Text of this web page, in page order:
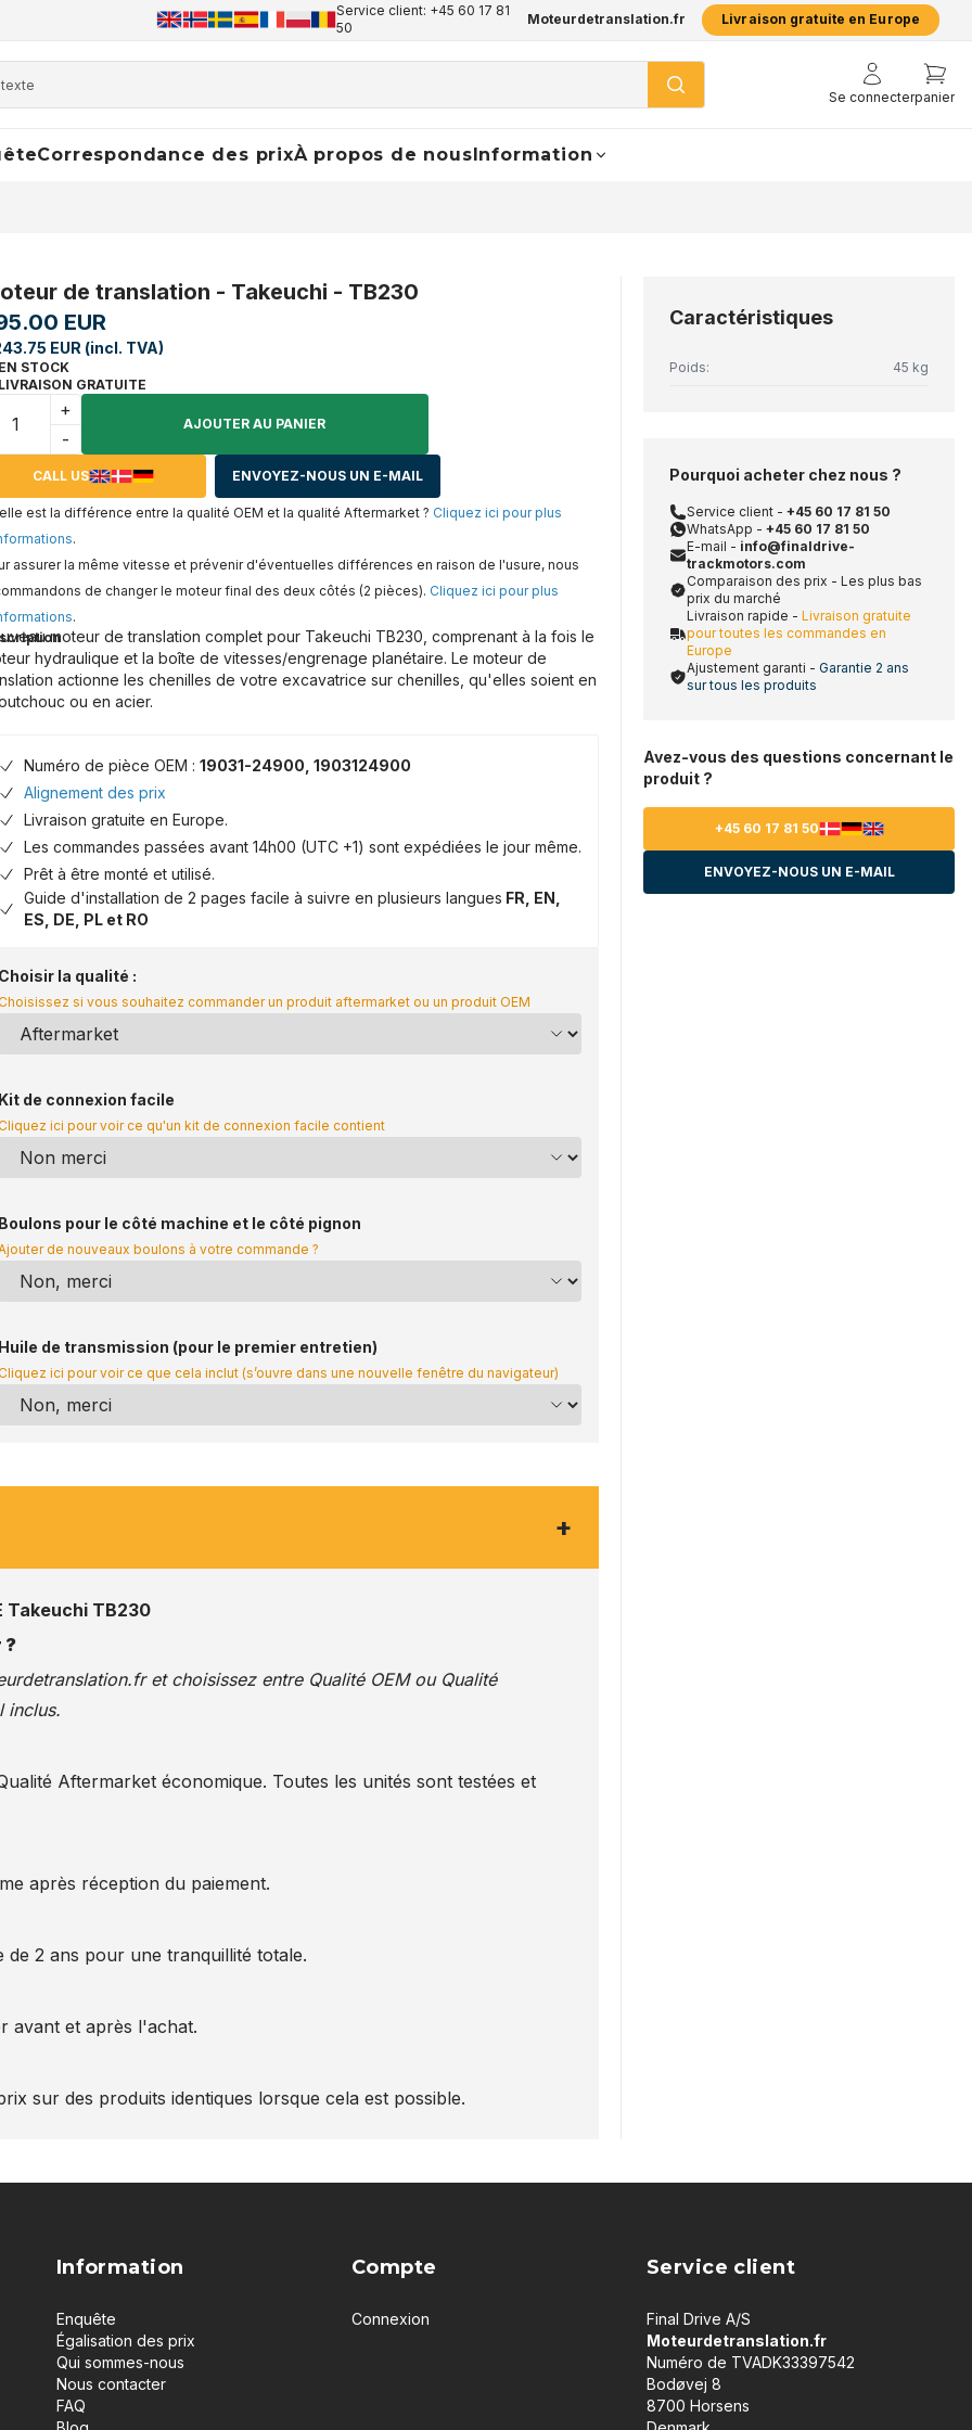
Service client: +45 60 17 81
50
Moteurdetranslation.fr Livraison gratuite en Europe
Se connecterpanier
Correspondance des prixÀ propos de nousInformation
de translation - Takeuchi - TB230
EUR
EUR (incl. TVA)
EN STOCK
LIVRAISON GRATUITE
+
-
AJOUTER AU PANIER
CALL US ENVOYEZ-NOUS UN E-MAIL
est la différence entre la qualité OEM et la qualité Aftermarket ? Cliquez ici pour plus
.
assurer la même vitesse et prévenir d'éventuelles différences en raison de l'usure, nous
de changer le moteur final des deux côtés (2 pièces). Cliquez ici pour plus
.
moteur de translation complet pour Takeuchi TB230, comprenant à la fois le
hydraulique et la boîte de vitesses/engrenage planétaire. Le moteur de
actionne les chenilles de votre excavatrice sur chenilles, qu'elles soient en
ou en acier.
Numéro de pièce OEM : 19031-24900, 1903124900
Alignement des prix
Livraison gratuite en Europe.
Les commandes passées avant 14h00 (UTC +1) sont expédiées le jour même.
Prêt à être monté et utilisé.
Guide d'installation de 2 pages facile à suivre en plusieurs langues FR, EN,
ES, DE, PL et RO
Choisir la qualité :
si vous souhaitez commander un produit aftermarket ou un produit OEM
Kit de connexion facile
ici pour voir ce qu'un kit de connexion facile contient
Boulons pour le côté machine et le côté pignon
de nouveaux boulons à votre commande ?
Huile de transmission (pour le premier entretien)
ici pour voir ce que cela inclut (s’ouvre dans une nouvelle fenêtre du navigateur)
+
Takeuchi TB230
?
et choisissez entre Qualité OEM ou Qualité
inclus.
Aftermarket économique. Toutes les unités sont testées et
après réception du paiement.
2 ans pour une tranquillité totale.
avant et après l'achat.
sur des produits identiques lorsque cela est possible.
Caractéristiques
Poids: 45 kg
Pourquoi acheter chez nous ?
Service client - +45 60 17 81 50
WhatsApp - +45 60 17 81 50
E-mail - info@finaldrive-
trackmotors.com
Comparaison des prix - Les plus bas
prix du marché
Livraison rapide - Livraison gratuite
pour toutes les commandes en
Europe
Ajustement garanti - Garantie 2 ans
sur tous les produits
Avez-vous des questions concernant le
produit ?
+45 60 17 81 50
ENVOYEZ-NOUS UN E-MAIL
Information
Enquête
Égalisation des prix
Qui sommes-nous
Nous contacter
FAQ
Compte
Connexion
Service client
Final Drive A/S
Moteurdetranslation.fr
Numéro de TVADK33397542
Bodøvej 8
8700 Horsens